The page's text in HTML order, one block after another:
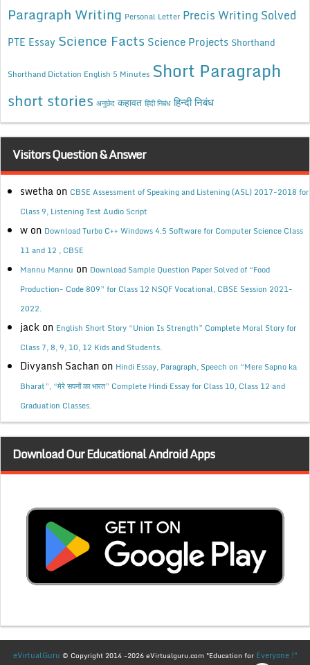
Paragraph Writing Personal Letter Precis Writing Solved
PTE Essay Science Facts Science Projects Shorthand
Shorthand Dictation English 5 Minutes Short Paragraph
short stories अनुछेद कहावत हिंदी निबंध हिन्दी निबंध
Visitors Question & Answer
swetha on CBSE Assessment of Speaking and Listening (ASL) 2017-2018 for
Class 9, Listening Test Audio Script
w on Download Turbo C++ Windows 4.5 Software for Computer Science Class
11 and 12 , CBSE
Mannu Mannu on Download Sample Question Paper Solved of “Food
Production- Code 809” for Class 12 NSQF Vocational, CBSE Session 2021-
2022.
jack on English Short Story “Union Is Strength” Complete Moral Story for
Class 7, 8, 9, 10, 12 Kids and Students.
Divyansh Sachan on Hindi Essay, Paragraph, Speech on “Mere Sapno ka
Bharat”, “मेरे सपनों का भारत” Complete Hindi Essay for Class 10, Class 12 and
Graduation Classes.
Download Our Educational Android Apps
eVirtualGuru © Copyright 2014 -2026 eVirtualguru.com "Education for Everyone !"